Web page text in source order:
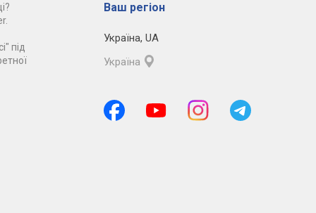
під
Ваш регіон
Україна, UA
Україна